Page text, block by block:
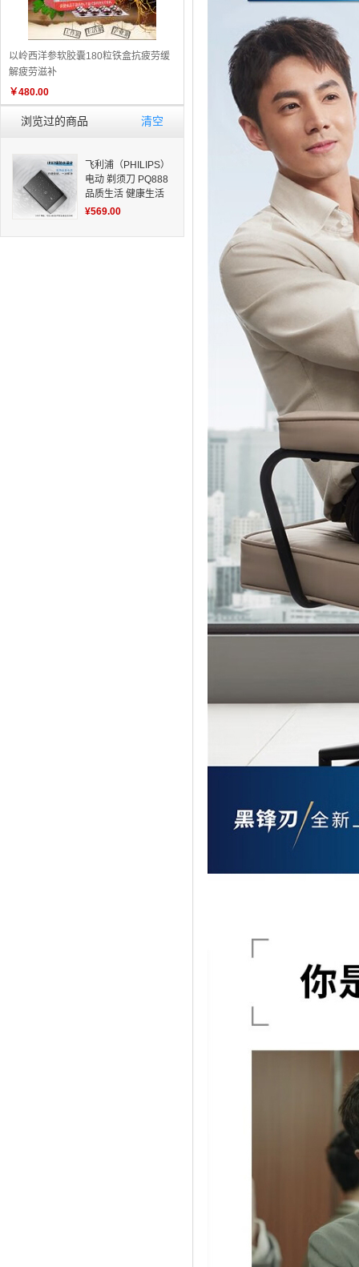
以岭西洋参软胶囊180粒铁盒抗疲劳缓
解疲劳滋补
￥480.00
浏览过的商品 清空
飞利浦（PHILIPS）
电动 剃须刀 PQ888
品质生活 健康生活
家居
¥569.00